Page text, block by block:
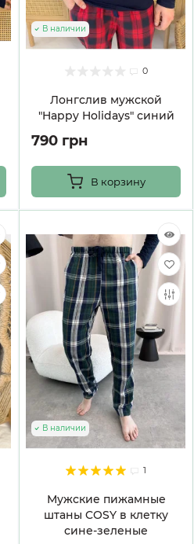
0
Лонгслив мужской
"Happy Holidays" синий
В наличии
790 грн
В корзину
1
Мужские пижамные
штаны COSY в клетку
сине-зеленые
В наличии